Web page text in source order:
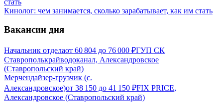
Кинолог: чем занимается, сколько зарабатывает, как им стать
Вакансии дня
Начальник отделаот 60 804 до 76 000 ₽ГУП СК
Ставрополькрайводоканал, Александровское
(Ставропольский край)
Мерчендайзер-грузчик (с.
Александровское)от 38 150 до 41 150 ₽FIX PRICE,
Александровское (Ставропольский край)